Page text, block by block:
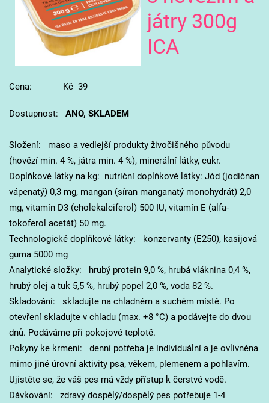
játry 300g
ICA
Cena: Kč 39
Dostupnost: ANO, SKLADEM
Složení: maso a vedlejší produkty živočišného původu
(hovězí min. 4 %, játra min. 4 %), minerální látky, cukr.
Doplňkové látky na kg: nutriční doplňkové látky: Jód (jodičnan
vápenatý) 0,3 mg, mangan (síran manganatý monohydrát) 2,0
mg, vitamín D3 (cholekalciferol) 500 IU, vitamín E (alfa-
tokoferol acetát) 50 mg.
Technologické doplňkové látky: konzervanty (E250), kasijová
guma 5000 mg
Analytické složky: hrubý protein 9,0 %, hrubá vláknina 0,4 %,
hrubý olej a tuk 5,5 %, hrubý popel 2,0 %, voda 82 %.
Skladování: skladujte na chladném a suchém místě. Po
otevření skladujte v chladu (max. +8 °C) a podávejte do dvou
dnů. Podáváme při pokojové teplotě.
Pokyny ke krmení: denní potřeba je individuální a je ovlivněna
mimo jiné úrovní aktivity psa, věkem, plemenem a pohlavím.
Ujistěte se, že váš pes má vždy přístup k čerstvé vodě.
Dávkování: zdravý dospělý/dospělý pes potřebuje 1-4